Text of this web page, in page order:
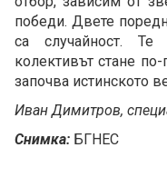
победи. Двете
са случайност. Те
колективът стане
започва истинското
Иван Димитров,
Снимка: БГНЕС